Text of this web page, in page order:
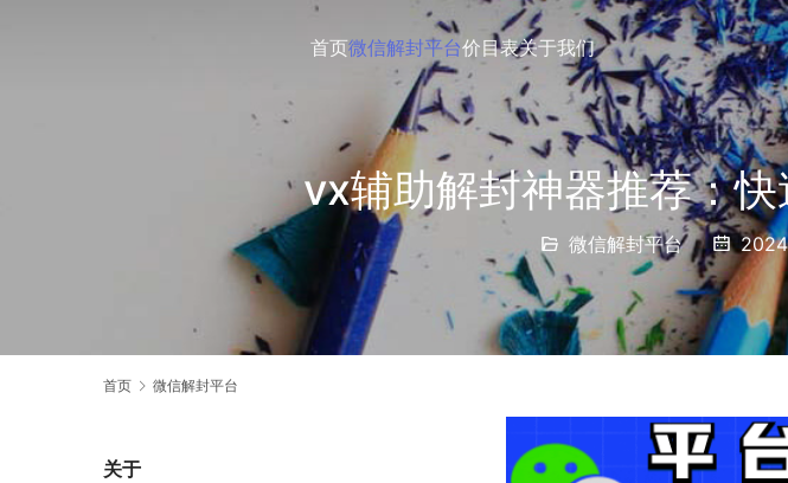
首页微信解封平台价目表关于我们
vx辅助解封神器推荐：
微信解封平台 2024
首页 微信解封平台
关于